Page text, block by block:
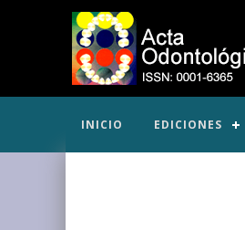
INICIO EDICIONES